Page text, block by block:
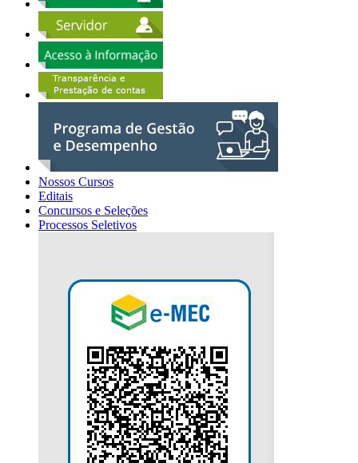
Nossos Cursos
Editais
Concursos e Seleções
Processos Seletivos